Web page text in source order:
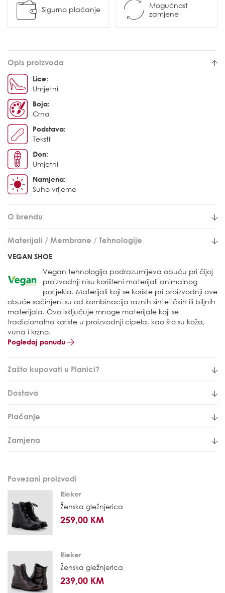
Sigurno plaćanje
Mogućnost
zamjene
Opis proizvoda
Lice:
Umjetni
Boja:
Crna
Podstava:
Tekstil
Đon:
Umjetni
Namjena:
Suho vrijeme
O brendu
Materijali / Membrane / Tehnologije
VEGAN SHOE
Vegan tehnologija podrazumijeva obuću pri čijoj
proizvodnji nisu korišteni materijali animalnog
porijekla. Materijali koji se koriste pri proizvodnji ove
obuće sačinjeni su od kombinacija raznih sintetičkih ili biljnih
materijala. Ovo isključuje mnoge materijale koji se
tradicionalno koriste u proizvodnji cipela, kao što su koža,
vuna i krzno.
Pogledaj ponudu
Zašto kupovati u Planici?
Dostava
Plaćanje
Zamjena
Povezani proizvodi
Rieker
Ženska gležnjerica
259,00 KM
Rieker
Ženska gležnjerica
239,00 KM